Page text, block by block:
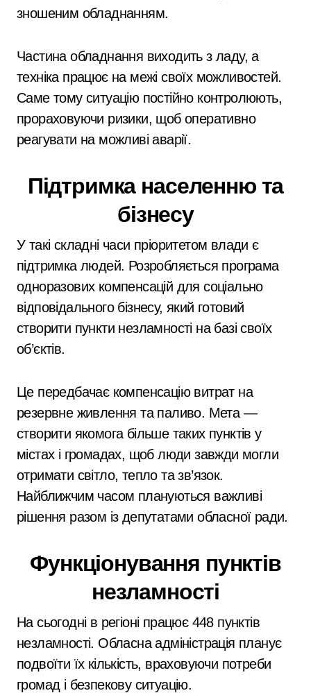
зношеним обладнанням.
Частина обладнання виходить з ладу, а
техніка працює на межі своїх можливостей.
Саме тому ситуацію постійно контролюють,
прораховуючи ризики, щоб оперативно
реагувати на можливі аварії.
Підтримка населенню та
бізнесу
У такі складні часи пріоритетом влади є
підтримка людей. Розробляється програма
одноразових компенсацій для соціально
відповідального бізнесу, який готовий
створити пункти незламності на базі своїх
об’єктів.
Це передбачає компенсацію витрат на
резервне живлення та паливо. Мета —
створити якомога більше таких пунктів у
містах і громадах, щоб люди завжди могли
отримати світло, тепло та зв’язок.
Найближчим часом плануються важливі
рішення разом із депутатами обласної ради.
Функціонування пунктів
незламності
На сьогодні в регіоні працює 448 пунктів
незламності. Обласна адміністрація планує
подвоїти їх кількість, враховуючи потреби
громад і безпекову ситуацію.